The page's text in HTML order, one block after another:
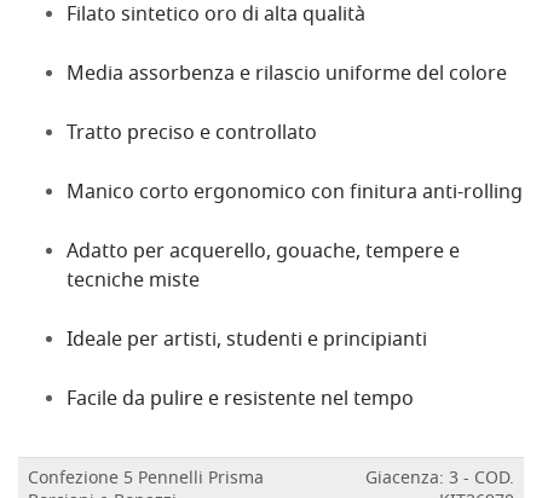
Filato sintetico oro di alta qualità
Media assorbenza e rilascio uniforme del colore
Tratto preciso e controllato
Manico corto ergonomico con finitura anti-rolling
Adatto per acquerello, gouache, tempere e
tecniche miste
Ideale per artisti, studenti e principianti
Facile da pulire e resistente nel tempo
Confezione 5 Pennelli Prisma
Giacenza: 3 - COD.